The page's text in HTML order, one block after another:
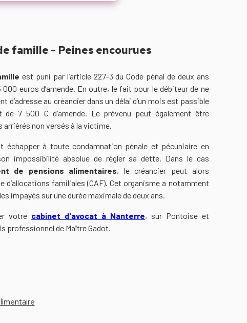
famille - Peines encourues
est puni par l’article 227-3 du Code pénal de deux ans
000 euros d’amende. En outre, le fait pour le débiteur de ne
d’adresse au créancier dans un délai d’un mois est passible
7 500 € d’amende. Le prévenu peut également être
arriérés non versés à la victime.
échapper à toute condamnation pénale et pécuniaire en
impossibilité absolue de régler sa dette. Dans le cas
de pensions alimentaires, le créancier peut alors
d’allocations familiales (CAF). Cet organisme a notamment
impayés sur une durée maximale de deux ans.
votre cabinet d'avocat à Nanterre, sur Pontoise et
professionnel de Maître Gadot.